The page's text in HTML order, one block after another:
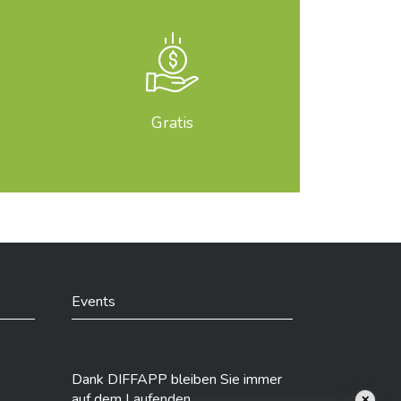
Gratis
Events
Dank DIFFAPP bleiben Sie immer